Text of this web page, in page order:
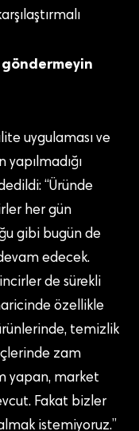
uygulaması ve
“Üründe
her gün
gibi bugün de
edecek.
de sürekli
özellikle
temizlik
zam
yapan, market
Fakat bizler
istemiyoruz.”